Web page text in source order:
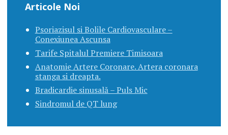
Articole Noi
Psoriazisul si Bolile Cardiovasculare –
Conexiunea Ascunsa
Tarife Spitalul Premiere Timisoara
Anatomie Artere Coronare. Artera coronara
stanga si dreapta.
Bradicardie sinusală – Puls Mic
Sindromul de QT lung